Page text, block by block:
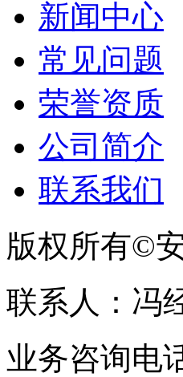
新闻中心
常见问题
荣誉资质
公司简介
联系我们
版权所有©
联系人：冯
业务咨询电